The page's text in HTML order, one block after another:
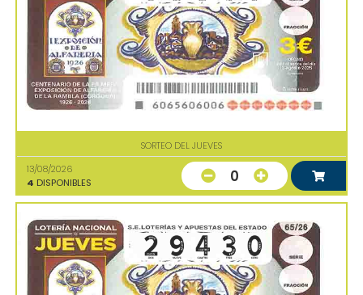
SORTEO DEL JUEVES
13/08/2026
4 DISPONIBLES 0